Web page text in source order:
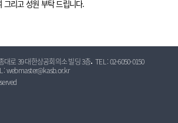
그리고 성원 부탁 드립니다.
대로 39 대한상공회의소 빌딩 3층 TEL : 02-6050-0150
: webmaster@kasb.or.kr